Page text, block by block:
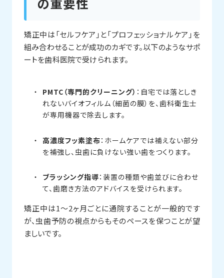
矯正中は「セルフケア」と「プロフェッショナルケア」を
組み合わせることが成功のカギです。以下のようなサポ
ートを歯科医院で受けられます。
PMTC（専門的クリーニング） ：自宅では落としき
れないバイオフィルム（細菌の膜）を、歯科衛生士
が専用機器で除去します。
高濃度フッ素塗布：ホームケアでは補えない部分
を補強し、虫歯に負けない強い歯をつくります。
ブラッシング指導：装置の種類や歯並びに合わせ
て、歯磨き方法のアドバイスを受けられます。
矯正中は1〜2ヶ月ごとに通院することが一般的です
が、虫歯予防の視点からもそのペースを保つことが望
ましいです。